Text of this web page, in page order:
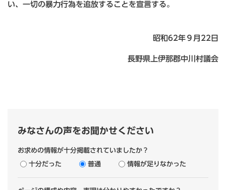
い、一切の暴力行為を追放することを宣言する。
昭和62年９月22日
長野県上伊那郡中川村議会
みなさんの声をお聞かせください
お求めの情報が十分掲載されていましたか？
十分だった 普通 情報が足りなかった